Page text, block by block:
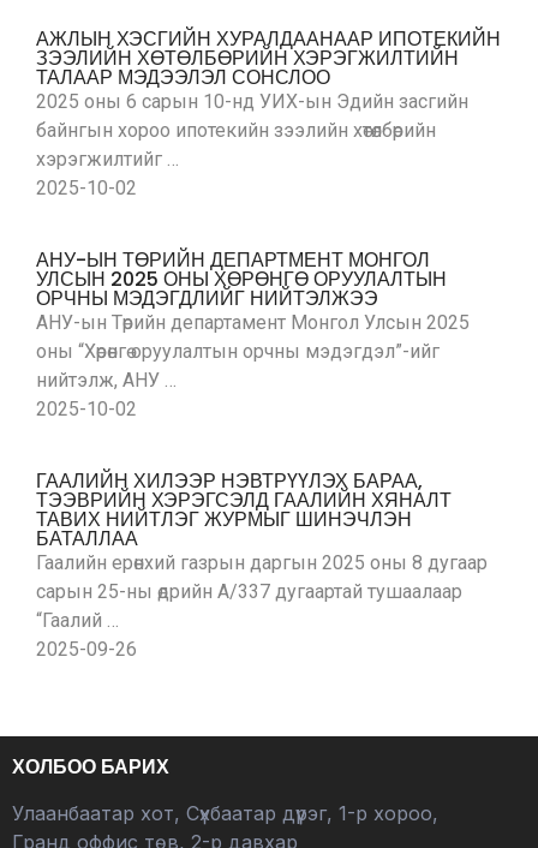
АЖЛЫН ХЭСГИЙН ХУРАЛДААНААР ИПОТЕКИЙН
ЗЭЭЛИЙН ХӨТӨЛБӨРИЙН ХЭРЭГЖИЛТИЙН
ТАЛААР МЭДЭЭЛЭЛ СОНСЛОО
2025 оны 6 сарын 10-нд УИХ-ын Эдийн засгийн
байнгын хороо ипотекийн зээлийн хөтөлбөрийн
хэрэгжилтийг …
2025-10-02
АНУ-ЫН ТӨРИЙН ДЕПАРТМЕНТ МОНГОЛ
УЛСЫН 2025 ОНЫ ХӨРӨНГӨ ОРУУЛАЛТЫН
ОРЧНЫ МЭДЭГДЛИЙГ НИЙТЭЛЖЭЭ
АНУ-ын Төрийн департамент Монгол Улсын 2025
оны “Хөрөнгө оруулалтын орчны мэдэгдэл”-ийг
нийтэлж, АНУ …
2025-10-02
ГААЛИЙН ХИЛЭЭР НЭВТРҮҮЛЭХ БАРАА,
ТЭЭВРИЙН ХЭРЭГСЭЛД ГААЛИЙН ХЯНАЛТ
ТАВИХ НИЙТЛЭГ ЖУРМЫГ ШИНЭЧЛЭН
БАТАЛЛАА
Гаалийн ерөнхий газрын даргын 2025 оны 8 дугаар
сарын 25-ны өдрийн А/337 дугаартай тушаалаар
“Гаалий …
2025-09-26
ХОЛБОО БАРИХ
Улаанбаатар хот, Сүхбаатар дүүрэг, 1-р хороо,
Гранд оффис төв, 2-р давхар